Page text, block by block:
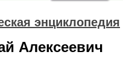
энциклопедия
Алексеевич